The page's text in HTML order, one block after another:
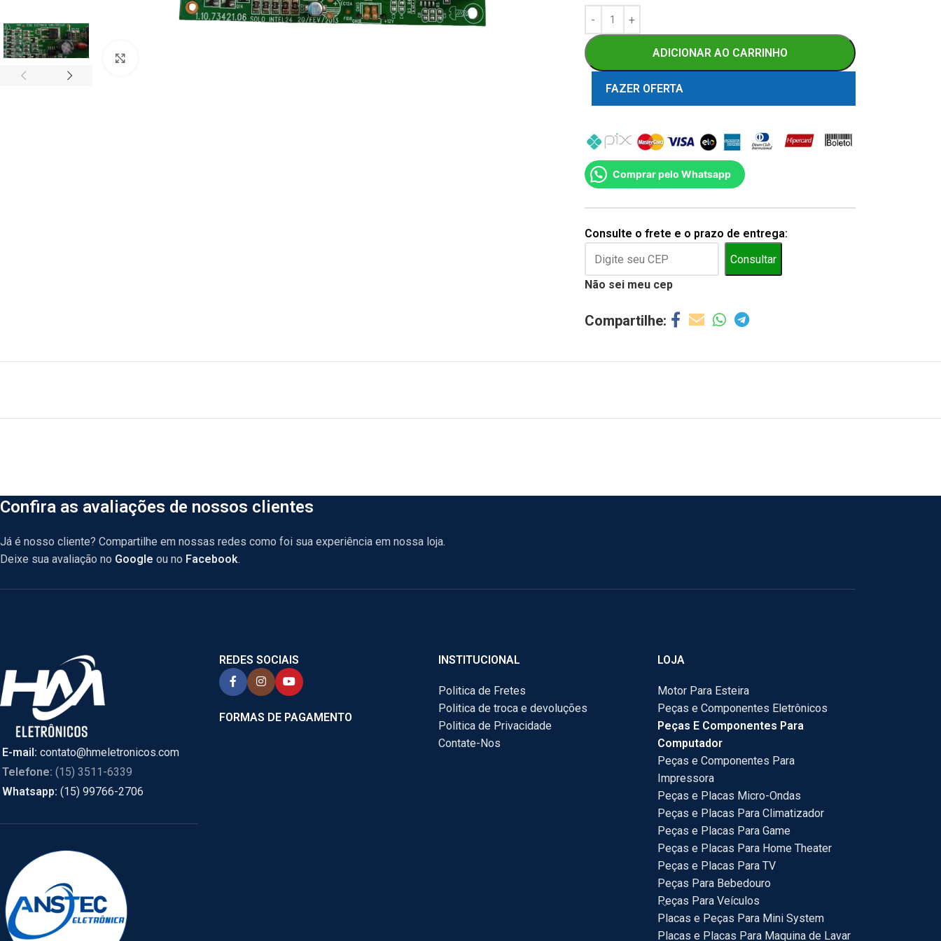
ADICIONAR AO CARRINHO
FAZER OFERTA
Comprar pelo Whatsapp
Consulte o frete e o prazo de entrega:
Consultar
Não sei meu cep
Confira as avaliações de nossos clientes
Já é nosso cliente? Compartilhe em nossas redes como foi sua experiência em nossa loja.
Deixe sua avaliação no Google ou no Facebook.
E-mail: contato@hmeletronicos.com
Telefone: (15) 3511-6339
Whatsapp: (15) 99766-2706
REDES SOCIAIS
FORMAS DE PAGAMENTO
INSTITUCIONAL
Politica de Fretes
Politica de troca e devoluções
Politica de Privacidade
Contate-Nos
LOJA
Motor Para Esteira
Peças e Componentes Eletrônicos
Peças E Componentes Para
Computador
Peças e Componentes Para
Impressora
Peças e Placas Micro-Ondas
Peças e Placas Para Climatizador
Peças e Placas Para Game
Peças e Placas Para Home Theater
Peças e Placas Para TV
Peças Para Bebedouro
Peças Para Veículos
Placas e Peças Para Mini System
Placas e Placas Para Maquina de Lavar